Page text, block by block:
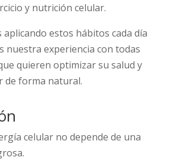
y nutrición celular.
aplicando estos hábitos cada día
nuestra experiencia con todas
quieren optimizar su salud y
de forma natural.
celular no depende de una